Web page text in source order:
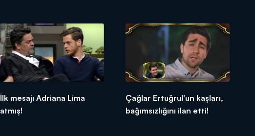
İlk mesajı Adriana Lima
atmış!
Çağlar Ertuğrul'un kaşları,
bağımsızlığını ilan etti!